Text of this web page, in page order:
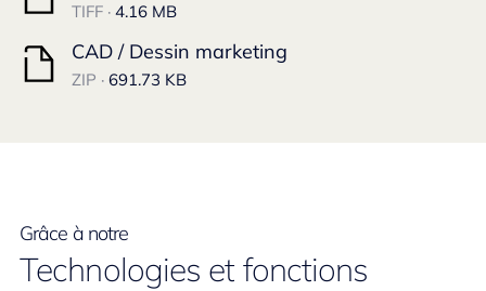
TIFF · 4.16 MB
CAD / Dessin marketing
ZIP · 691.73 KB
Grâce à notre
Technologies et fonctions